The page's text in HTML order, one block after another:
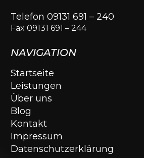
Telefon 09131 691 – 240
Fax 09131 691 – 244
NAVIGATION
Startseite
Leistungen
Über uns
Blog
Kontakt
Impressum
Datenschutzerklärung